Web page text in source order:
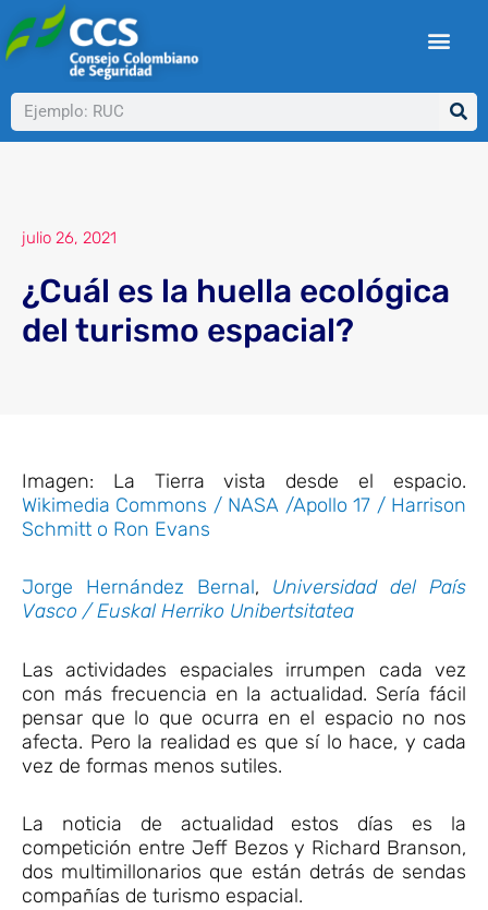
al
contenido
Buscar
julio 26, 2021
¿Cuál es la huella ecológica
del turismo espacial?
Imagen: La Tierra vista desde el espacio.
Wikimedia Commons / NASA /Apollo 17 / Harrison
Schmitt o Ron Evans
Jorge Hernández Bernal, Universidad del País
Vasco / Euskal Herriko Unibertsitatea
Las actividades espaciales irrumpen cada vez
con más frecuencia en la actualidad. Sería fácil
pensar que lo que ocurra en el espacio no nos
afecta. Pero la realidad es que sí lo hace, y cada
vez de formas menos sutiles.
La noticia de actualidad estos días es la
competición entre Jeff Bezos y Richard Branson,
dos multimillonarios que están detrás de sendas
compañías de turismo espacial.